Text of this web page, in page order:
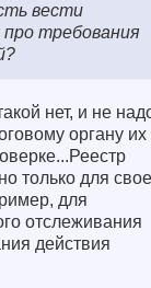
вести
требования
нет, и не
органу их
только для
для
отслеживания
действия